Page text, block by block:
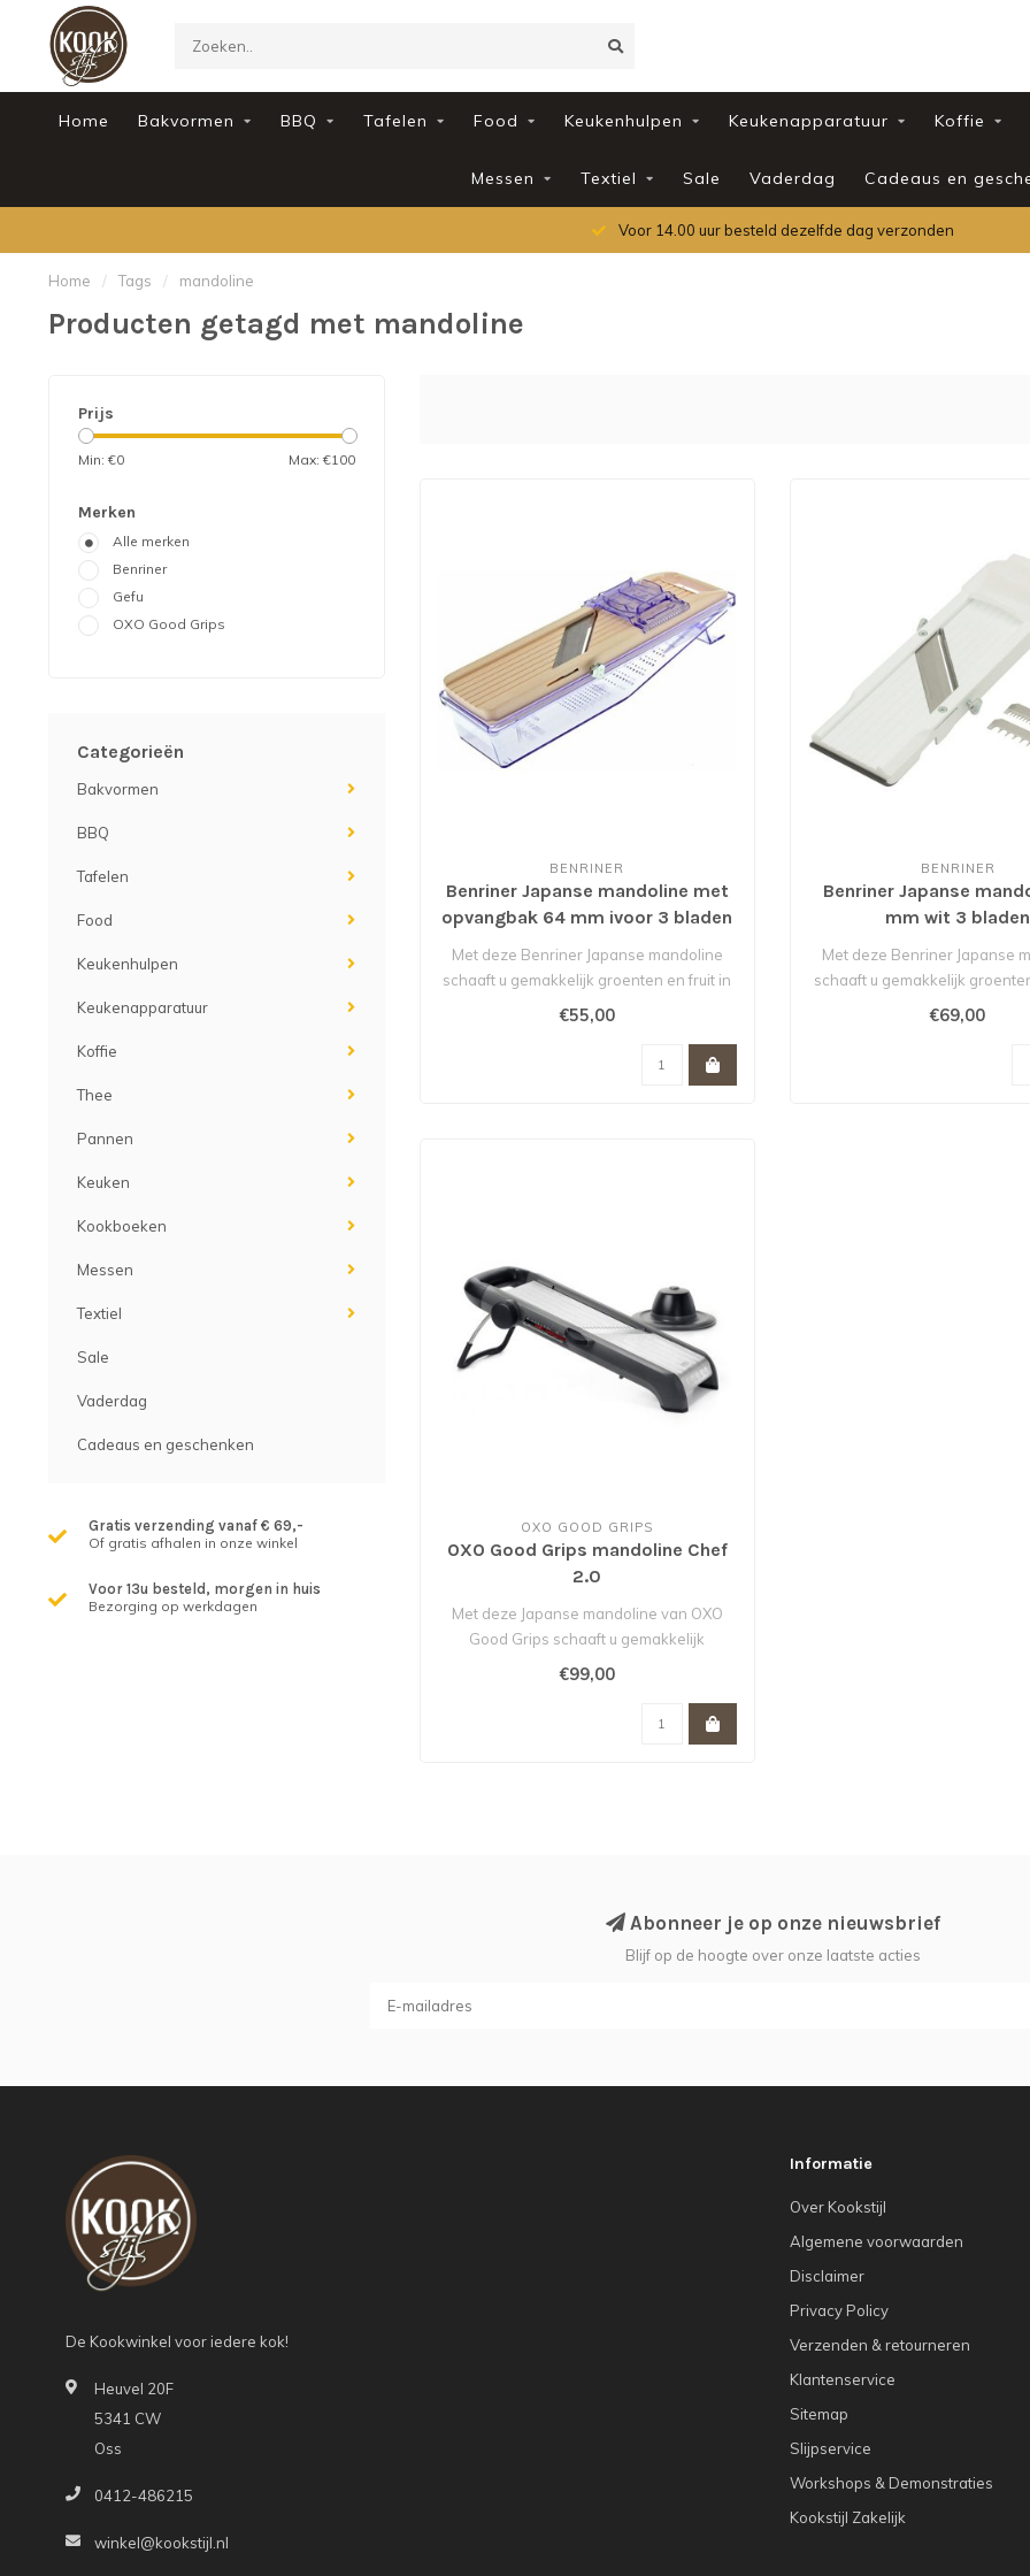
Home Bakvormen BBQ Tafelen Food Keukenhulpen Keukenapparatuur Koffie
Messen Textiel Sale Vaderdag Cadeaus en
Voor 14.00 uur besteld dezelfde dag verzonden
Home / Tags / mandoline
Producten getagd met mandoline
Prijs
Min: €0 Max: €100
Merken
Alle merken
Benriner
Gefu
OXO Good Grips
Categorieën
Bakvormen
BBQ
Tafelen
Food
Keukenhulpen
Keukenapparatuur
Koffie
Thee
Pannen
Keuken
Kookboeken
Messen
Textiel
Sale
Vaderdag
Cadeaus en geschenken
Gratis verzending vanaf € 69,-
Of gratis afhalen in onze winkel
Voor 13u besteld, morgen in huis
Bezorging op werkdagen
BENRINER
Benriner Japanse mandoline met
opvangbak 64 mm ivoor 3 bladen
Met deze Benriner Japanse mandoline
schaaft u gemakkelijk groenten en fruit in
p..
€55,00
BENRINER
Benriner Japanse
mm wit 3 bladen
Met deze Benriner Japanse
schaaft u gemakkelijk
p..
€69,00
OXO GOOD GRIPS
OXO Good Grips mandoline Chef
2.0
Met deze Japanse mandoline van OXO
Good Grips schaaft u gemakkelijk
groenten en..
€99,00
Abonneer je op onze nieuwsbrief
Blijf op de hoogte over onze laatste acties
De Kookwinkel voor iedere kok!
Heuvel 20F
5341 CW
Oss
0412-486215
winkel@kookstijl.nl
Informatie
Over Kookstijl
Algemene voorwaarden
Disclaimer
Privacy Policy
Verzenden & retourneren
Klantenservice
Sitemap
Slijpservice
Workshops & Demonstraties
Kookstijl Zakelijk